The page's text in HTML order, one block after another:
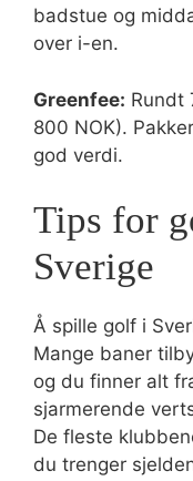
badstue og
over i-en.
Greenfee: Rundt
800 NOK).
god verdi.
Tips for
Sverige
Å spille golf i
Mange baner
og du finner alt
sjarmerende
De fleste
du trenger